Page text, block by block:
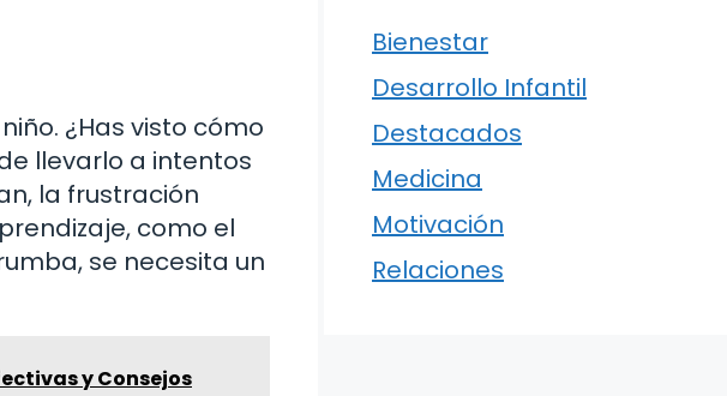
¿Has visto cómo
llevarlo a intentos
la frustración
como el
se necesita un
y Consejos
Bienestar
Desarrollo Infantil
Destacados
Medicina
Motivación
Relaciones